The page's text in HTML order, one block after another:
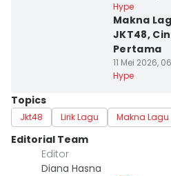
Hype
Makna
JKT48,
Pertama
11 Mei 2026,
Hype
Topics
Jkt48 Lirik Lagu Makna Lagu
Editorial Team
Editor
Diana Hasna